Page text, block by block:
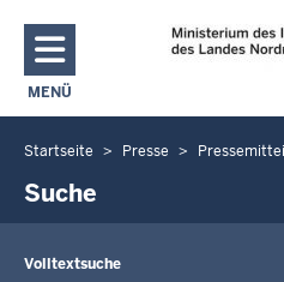
Direkt
MENÜ
NAVIGATION AKTIVIEREN/
Sie
befinden
Startseite Presse
Suche
Volltextsuche